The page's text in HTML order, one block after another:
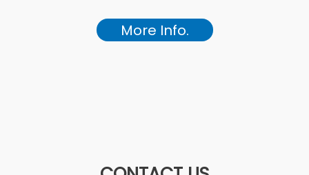
More Info.